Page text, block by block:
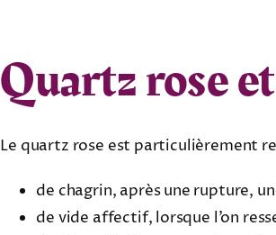
Quartz rose
Le quartz rose est particulièrement
de chagrin, après une rupture,
de vide affectif, lorsque l’on